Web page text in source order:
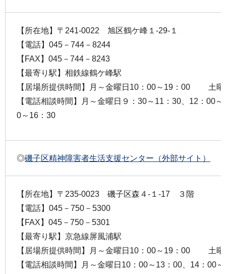
【所在地】〒241-0022 旭区鶴ケ峰１-29-１
【電話】045－744－8244
【FAX】045－744－8243
【最寄り駅】相鉄線鶴ケ峰駅
【居場所提供時間】月～金曜日10：00～19：00 土
【電話相談時間】月～金曜日９：30～11：30、12：
0～16：30
◎磯子区精神障害者生活支援センター（外部サイト）
【所在地】〒235-0023 磯子区森４-１-17 ３階
【電話】045－750－5300
【FAX】045－750－5301
【最寄り駅】京急線屏風浦駅
【居場所提供時間】月～金曜日10：00～19：00 土
【電話相談時間】月～金曜日10：00～13：00、14：